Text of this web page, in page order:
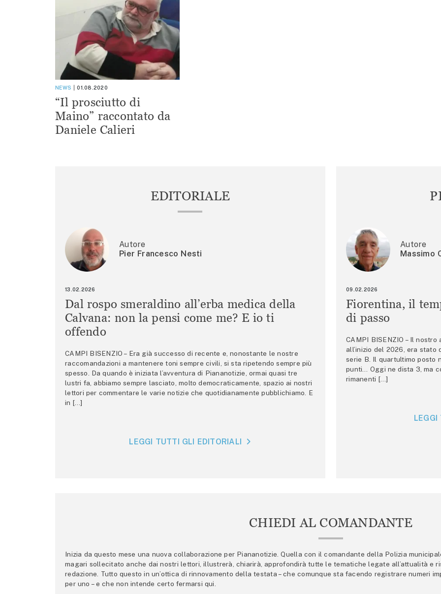
NEWS 01.08.2020
“Il prosciutto di
Maino” raccontato da
Daniele Calieri
EDITORIALE
Autore
Pier Francesco Nesti
13.02.2026
Dal rospo smeraldino all’erba medica della
Calvana: non la pensi come me? E io ti
offendo
CAMPI BISENZIO – Era già successo di recente e, nonostante le nostre
raccomandazioni a mantenere toni sempre civili, si sta ripetendo sempre più
spesso. Da quando è iniziata l’avventura di Piananotizie, ormai quasi tre
lustri fa, abbiamo sempre lasciato, molto democraticamente, spazio ai nostri
lettori per commentare le varie notizie che quotidianamente pubblichiamo. E
in […]
LEGGI TUTTI GLI EDITORIALI
Autore
Massimo
09.02.2026
Fiorentina, il
di passo
CAMPI BISENZIO – Il
all’inizio del 2026, era stato
serie B. Il quartultimo posto
punti… Oggi ne dista 3, ma
rimanenti […]
CHIEDI AL COMANDANTE
Inizia da questo mese una nuova collaborazione per Piananotizie. Quella con il comandante della Polizia
magari sollecitato anche dai nostri lettori, illustrerà, chiarirà, approfondirà tutte le tematiche legate all’attualità e
redazione. Tutto questo in un’ottica di rinnovamento della testata – che comunque sta facendo registrare numeri
per uno – e che non intende certo fermarsi qui.